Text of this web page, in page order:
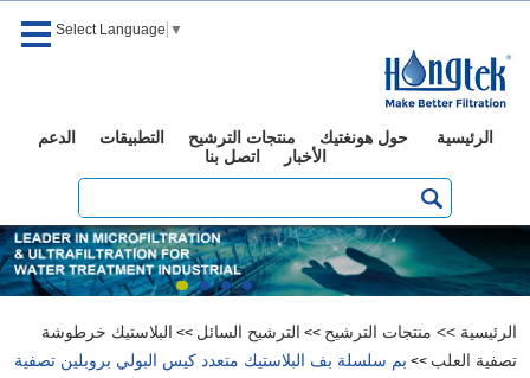
Select Language ▼
الرئيسية حول هونغتيك منتجات الترشيح التطبيقات
الدعم
الأخبار
اتصل بنا
الرئيسية >> منتجات الترشيح >> الترشيح السائل >> البلاستيك خرطوشة
تصفية العلب >> بم سلسلة بف البلاستيك متعدد كيس البولي بروبلين تصفية